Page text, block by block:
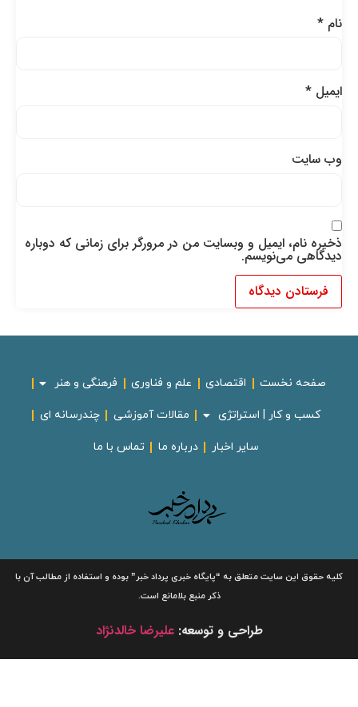
نام*
ایمیل*
وب‌ سایت
ذخیره نام، ایمیل و وبسایت من در مرورگر برای زمانی که دوباره
دیدگاهی می‌نویسم.
صفحه نخست اقتصادی علم و فناوری فرهنگی و هنر
کسب و کار | استراتژی مقالات آموزشی چندرسانه ای
سایر اخبار درباره ما تماس با ما
کلیه حقوق این سایت متعلق به“پایگاه خبریپرداد خبر”بوده و استفاده از مطالب آن با
ذکر منبع بلامانع است.
طراحی و توسعه:علیرضا خالدنژاد